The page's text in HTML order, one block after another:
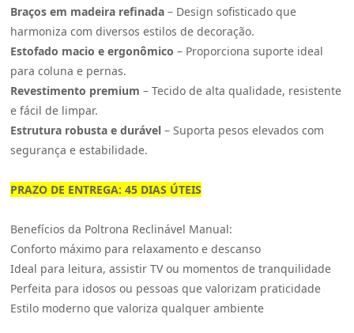
Braços em madeira refinada – Design sofisticado que
harmoniza com diversos estilos de decoração.
Estofado macio e ergonômico – Proporciona suporte ideal
para coluna e pernas.
Revestimento premium – Tecido de alta qualidade, resistente
e fácil de limpar.
Estrutura robusta e durável – Suporta pesos elevados com
segurança e estabilidade.
PRAZO DE ENTREGA: 45 DIAS ÚTEIS
Benefícios da Poltrona Reclinável Manual:
Conforto máximo para relaxamento e descanso
Ideal para leitura, assistir TV ou momentos de tranquilidade
Perfeita para idosos ou pessoas que valorizam praticidade
Estilo moderno que valoriza qualquer ambiente